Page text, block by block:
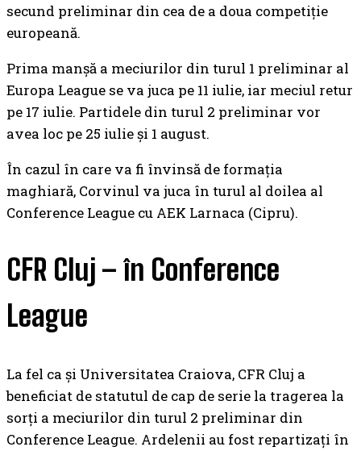
secund preliminar din cea de a doua competiție
europeană.
Prima manșă a meciurilor din turul 1 preliminar al
Europa League se va juca pe 11 iulie, iar meciul retur
pe 17 iulie. Partidele din turul 2 preliminar vor
avea loc pe 25 iulie și 1 august.
În cazul în care va fi învinsă de formația
maghiară, Corvinul va juca în turul al doilea al
Conference League cu AEK Larnaca (Cipru).
CFR Cluj – în Conference
League
La fel ca și Universitatea Craiova, CFR Cluj a
beneficiat de statutul de cap de serie la tragerea la
sorți a meciurilor din turul 2 preliminar din
Conference League. Ardelenii au fost repartizați în